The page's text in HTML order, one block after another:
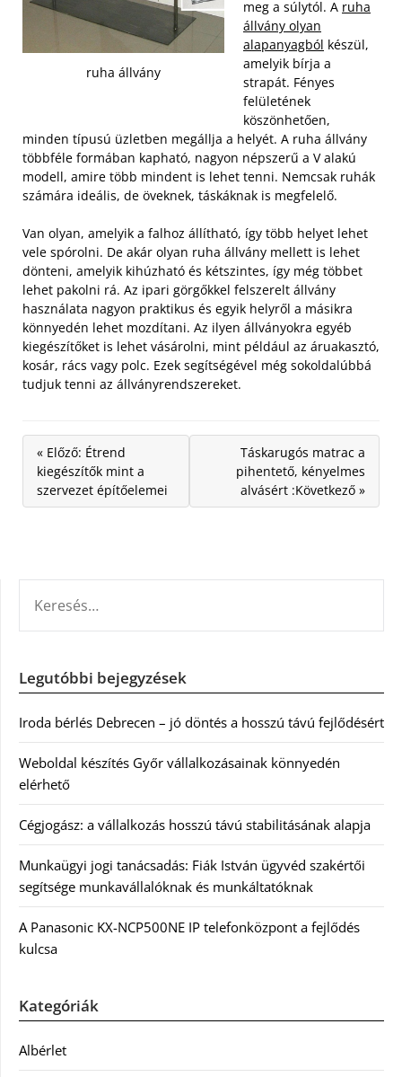
ruha állvány
meg a súlytól. A ruha
állvány olyan
alapanyagból készül,
amelyik bírja a
strapát. Fényes
felületének
köszönhetően,
minden típusú üzletben megállja a helyét. A ruha állvány
többféle formában kapható, nagyon népszerű a V alakú
modell, amire több mindent is lehet tenni. Nemcsak ruhák
számára ideális, de öveknek, táskáknak is megfelelő.
Van olyan, amelyik a falhoz állítható, így több helyet lehet
vele spórolni. De akár olyan ruha állvány mellett is lehet
dönteni, amelyik kihúzható és kétszintes, így még többet
lehet pakolni rá. Az ipari görgőkkel felszerelt állvány
használata nagyon praktikus és egyik helyről a másikra
könnyedén lehet mozdítani. Az ilyen állványokra egyéb
kiegészítőket is lehet vásárolni, mint például az áruakasztó,
kosár, rács vagy polc. Ezek segítségével még sokoldalúbbá
tudjuk tenni az állványrendszereket.
« Előző: Étrend
kiegészítők mint a
szervezet építőelemei
Táskarugós matrac a
pihentető, kényelmes
alvásért :Következő »
Legutóbbi bejegyzések
Iroda bérlés Debrecen – jó döntés a hosszú távú fejlődésért
Weboldal készítés Győr vállalkozásainak könnyedén
elérhető
Cégjogász: a vállalkozás hosszú távú stabilitásának alapja
Munkaügyi jogi tanácsadás: Fiák István ügyvéd szakértői
segítsége munkavállalóknak és munkáltatóknak
A Panasonic KX-NCP500NE IP telefonközpont a fejlődés
kulcsa
Kategóriák
Albérlet